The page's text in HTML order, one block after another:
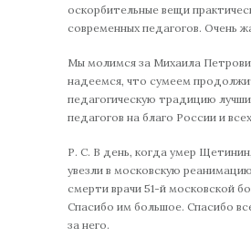
оскорбительные вещи
современных педагогов. Очень
Мы молимся за Михаила
надеемся, что сумеем
педагогическую традицию
педагогов на благо России и
Р. С. В день, когда умер
увезли в московскую
смерти врачи 51-й московской
Спасибо им большое. Спасибо
за него.